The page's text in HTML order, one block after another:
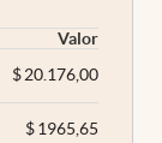
Valor
$20.176,00
$1965,65